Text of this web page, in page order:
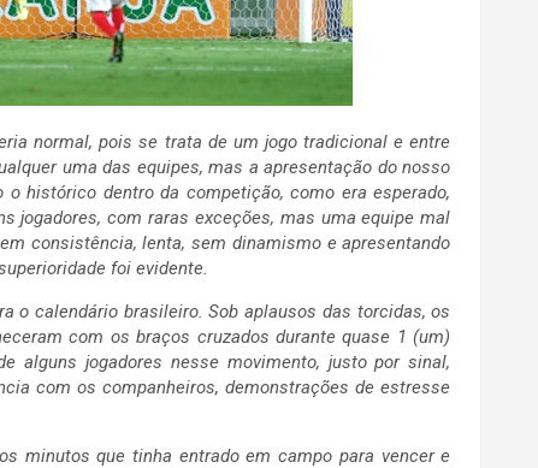
normal, pois se trata de um jogo tradicional e entre
uma das equipes, mas a apresentação do nosso
o histórico dentro da competição, como era esperado,
jogadores, com raras exceções, mas uma equipe mal
consistência, lenta, sem dinamismo e apresentando
foi evidente.
o calendário brasileiro. Sob aplausos das torcidas, os
com os braços cruzados durante quase 1 (um)
alguns jogadores nesse movimento, justo por sinal,
com os companheiros, demonstrações de estresse
minutos que tinha entrado em campo para vencer e